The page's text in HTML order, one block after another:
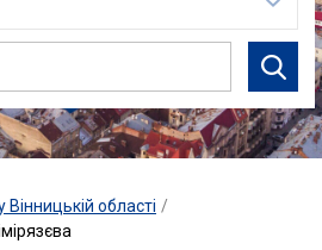
Вінницькій області /